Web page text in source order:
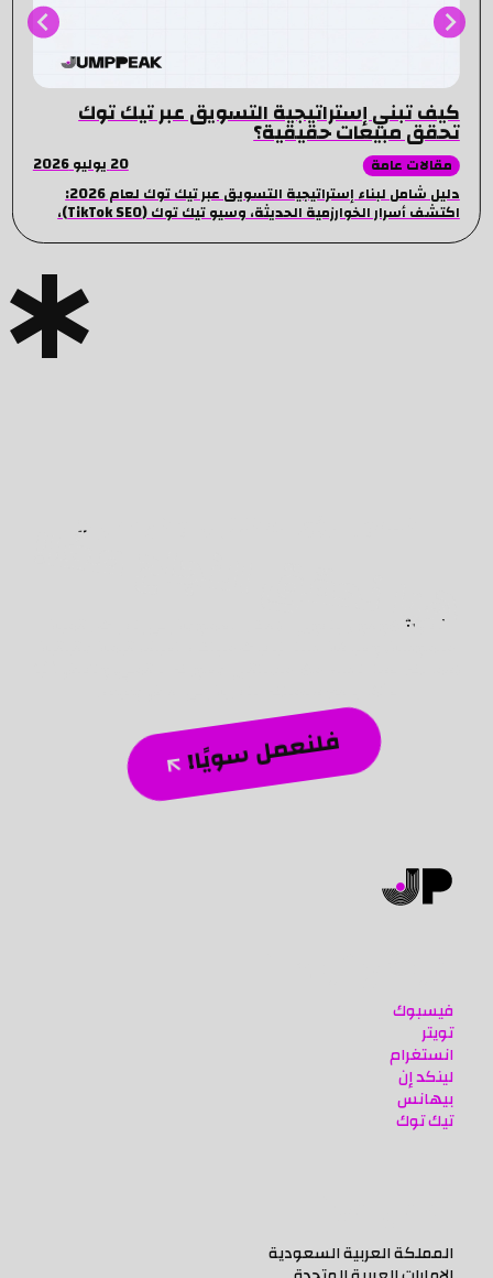
كيف تبني إستراتيجية التسويق عبر تيك توك
تحقق مبيعات حقيقية؟
مقالات عامة
20 يوليو 2026
دليل شامل لبناء إستراتيجية التسويق عبر تيك توك لعام 2026:
اكتشف أسرار الخوارزمية الحديثة، وسيو تيك توك (TikTok SEO)،
فلنحول الرؤى الخافتة إلى واقع مضيء!
هيا نحقق النجاح معًا!
نحن شغوفون بتحويل الأفكار الطموحة إلى إنجازات رقمية
فلنعمل سويًا!
فيسبوك
تويتر
انستغرام
لينكد إن
بيهانس
تيك توك
المملكة العربية السعودية